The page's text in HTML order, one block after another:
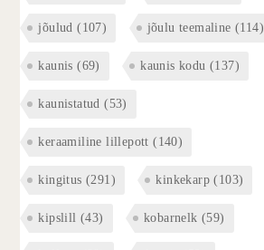
jõulud (107) jõulu teemaline (114)
kaunis (69) kaunis kodu (137)
kaunistatud (53)
keraamiline lillepott (140)
kingitus (291) kinkekarp (103)
kipslill (43) kobarnelk (59)